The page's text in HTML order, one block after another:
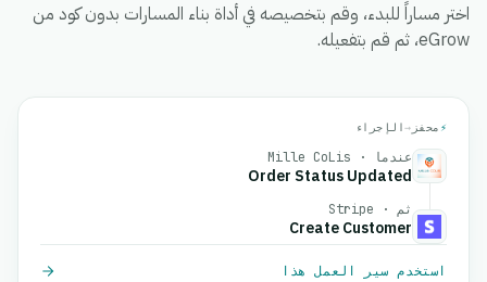
اختر مساراً للبدء، وقم بتخصيصه في أداة بناء المسارات بدون كود من
eGrow، ثم قم بتفعيله.
⚡ محفز →الإجراء
عندما · Mille CoLis
Order Status Updated
ثم · Stripe
Create Customer
استخدم سير العمل هذا